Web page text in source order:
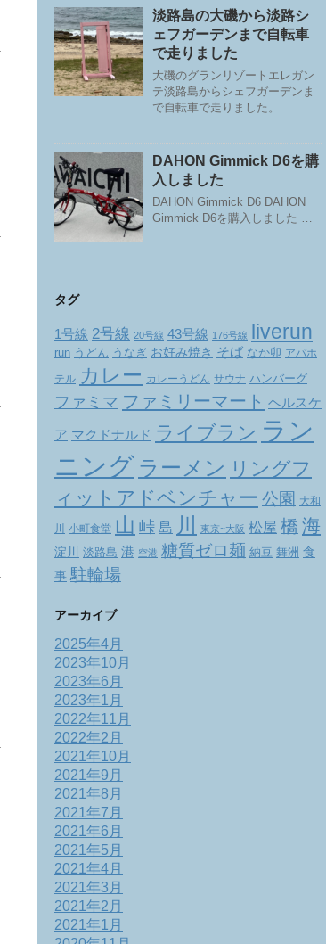
淡路島の大磯から淡路シ
ェフガーデンまで自転車
で走りました
大磯のグランリゾートエレガン
テ淡路島からシェフガーデンま
で自転車で走りました。 …
DAHON Gimmick D6を購
入しました
DAHON Gimmick D6 DAHON
Gimmick D6を購入しました …
タグ
1号線 2号線 20号線 43号線 176号線 liverun
run うどん うなぎ お好み焼き そば なか卯 アパホ
テル カレー カレーうどん サウナ ハンバーグ
ファミマ ファミリーマート ヘルスケ
ア マクドナルド ライブラン ラン
ニング ラーメン リングフ
ィットアドベンチャー 公園 大和
川 小町食堂 山 峠 島 川 東京~大阪 松屋 橋 海
淀川 淡路島 港 空港 糖質ゼロ麺 納豆 舞洲 食
事 駐輪場
アーカイブ
2025年4月
2023年10月
2023年6月
2023年1月
2022年11月
2022年2月
2021年10月
2021年9月
2021年8月
2021年7月
2021年6月
2021年5月
2021年4月
2021年3月
2021年2月
2021年1月